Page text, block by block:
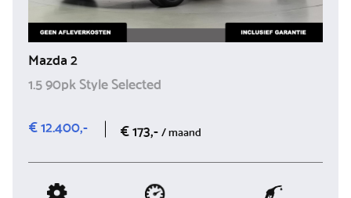
Mazda 2
1.5 90pk Style Selected
€ 12.400,-
€ 173,-/ maand